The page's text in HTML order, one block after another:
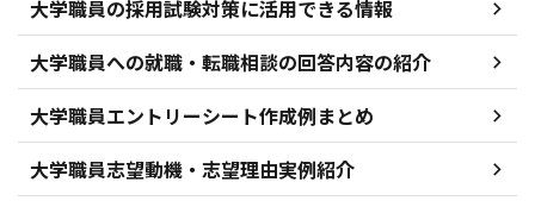
大学職員の採用試験対策に活用できる情報
大学職員への就職・転職相談の回答内容の紹介
大学職員エントリーシート作成例まとめ
大学職員志望動機・志望理由実例紹介